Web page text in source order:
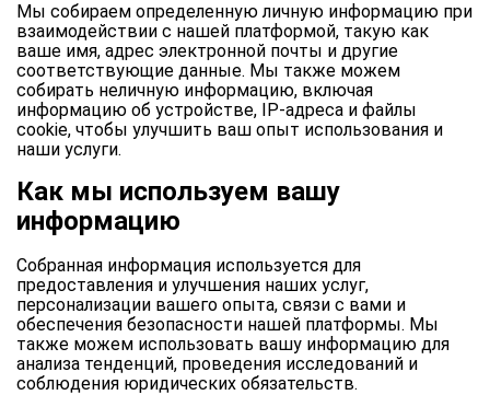
Мы собираем определенную личную информацию при
взаимодействии с нашей платформой, такую как
ваше имя, адрес электронной почты и другие
соответствующие данные. Мы также можем
собирать неличную информацию, включая
информацию об устройстве, IP-адреса и файлы
cookie, чтобы улучшить ваш опыт использования и
наши услуги.
Как мы используем вашу
информацию
Собранная информация используется для
предоставления и улучшения наших услуг,
персонализации вашего опыта, связи с вами и
обеспечения безопасности нашей платформы. Мы
также можем использовать вашу информацию для
анализа тенденций, проведения исследований и
соблюдения юридических обязательств.